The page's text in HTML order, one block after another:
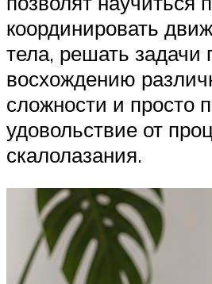
координировать
тела, решать задачи
восхождению
сложности и просто
удовольствие от
скалолазания.